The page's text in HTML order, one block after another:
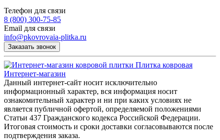
Телефон для связи
8 (800) 300-75-85
Email для связи
info@pkovrovaia-plitka.ru
Заказать звонок
Плитка ковровая
Интернет-магазин
Данный интернет-сайт носит исключительно
информационный характер, вся информация носит
ознакомительный характер и ни при каких условиях не
является публичной офертой, определяемой положениями
Статьи 437 Гражданского кодекса Российской Федерации.
Итоговая стоимость и сроки доставки согласовываются после
подтверждения заказа.